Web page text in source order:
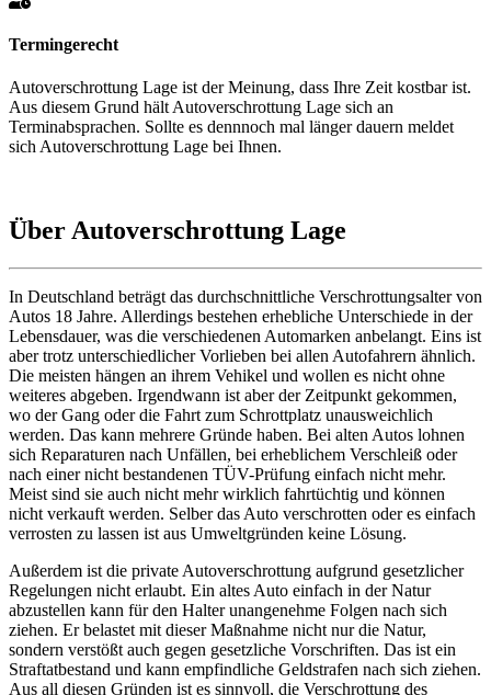
Termingerecht
Autoverschrottung Lage ist der Meinung, dass Ihre Zeit kostbar ist.
Aus diesem Grund hält Autoverschrottung Lage sich an
Terminabsprachen. Sollte es dennnoch mal länger dauern meldet
sich Autoverschrottung Lage bei Ihnen.
Über Autoverschrottung Lage
In Deutschland beträgt das durchschnittliche Verschrottungsalter von
Autos 18 Jahre. Allerdings bestehen erhebliche Unterschiede in der
Lebensdauer, was die verschiedenen Automarken anbelangt. Eins ist
aber trotz unterschiedlicher Vorlieben bei allen Autofahrern ähnlich.
Die meisten hängen an ihrem Vehikel und wollen es nicht ohne
weiteres abgeben. Irgendwann ist aber der Zeitpunkt gekommen,
wo der Gang oder die Fahrt zum Schrottplatz unausweichlich
werden. Das kann mehrere Gründe haben. Bei alten Autos lohnen
sich Reparaturen nach Unfällen, bei erheblichem Verschleiß oder
nach einer nicht bestandenen TÜV-Prüfung einfach nicht mehr.
Meist sind sie auch nicht mehr wirklich fahrtüchtig und können
nicht verkauft werden. Selber das Auto verschrotten oder es einfach
verrosten zu lassen ist aus Umweltgründen keine Lösung.
Außerdem ist die private Autoverschrottung aufgrund gesetzlicher
Regelungen nicht erlaubt. Ein altes Auto einfach in der Natur
abzustellen kann für den Halter unangenehme Folgen nach sich
ziehen. Er belastet mit dieser Maßnahme nicht nur die Natur,
sondern verstößt auch gegen gesetzliche Vorschriften. Das ist ein
Straftatbestand und kann empfindliche Geldstrafen nach sich ziehen.
Aus all diesen Gründen ist es sinnvoll, die Verschrottung des